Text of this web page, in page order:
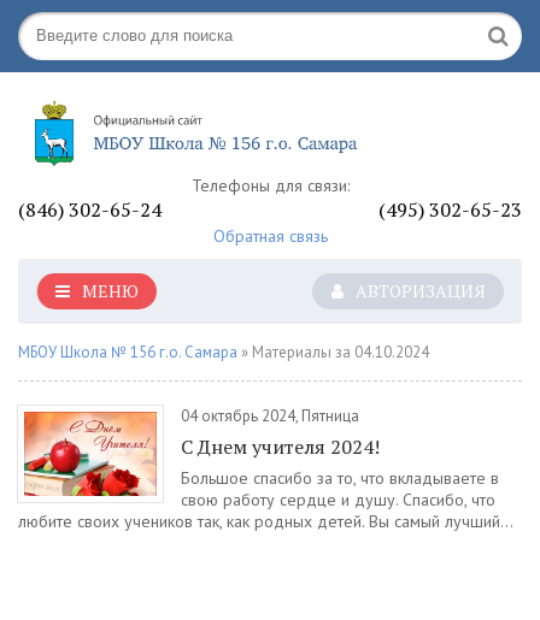
Телефоны для связи:
(846) 302-65-24 (495) 302-65-23
Обратная связь
АВТОРИЗАЦИЯ
МЕНЮ
МБОУ Школа № 156 г.о. Самара » Материалы за 04.10.2024
04 октябрь 2024, Пятница
С Днем учителя 2024!
Большое спасибо за то, что вкладываете в
свою работу сердце и душу. Спасибо, что
любите своих учеников так, как родных детей. Вы самый лучший...